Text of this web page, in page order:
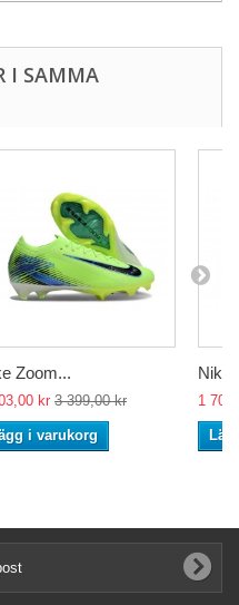
I SAMMA
Zoom...
kr 3 399,00 kr
i varukorg
Nike
1